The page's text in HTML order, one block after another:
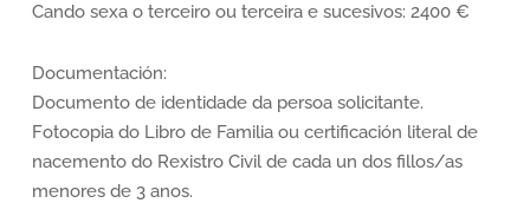
Cando sexa o terceiro ou terceira e sucesivos: 2400 €
Documentación:
Documento de identidade da persoa solicitante.
Fotocopia do Libro de Familia ou certificación literal de
nacemento do Rexistro Civil de cada un dos fillos/as
menores de 3 anos.